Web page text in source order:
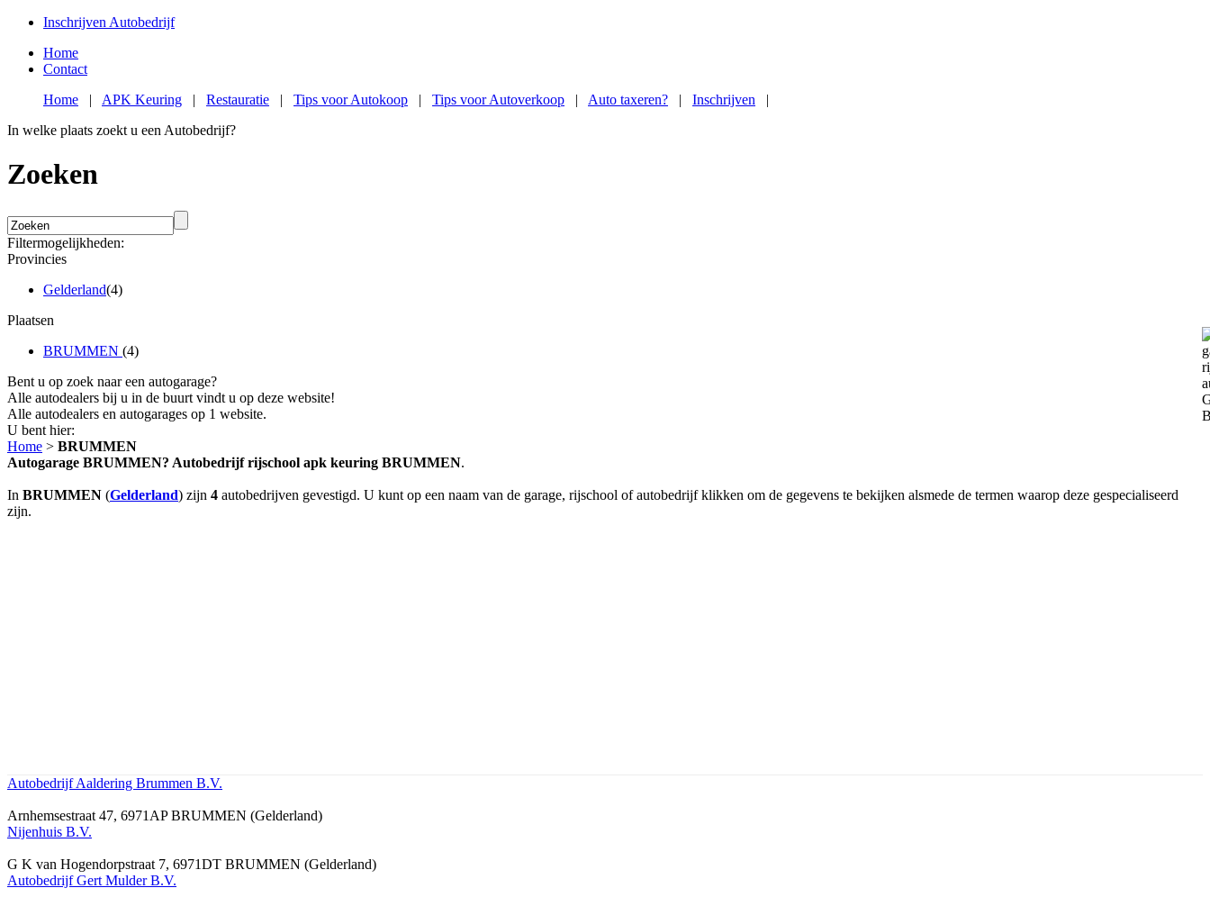
Inschrijven Autobedrijf
Home
Contact
Home | APK Keuring | Restauratie | Tips voor Autokoop | Tips voor Autoverkoop | Auto taxeren? | Inschrijven |
In welke plaats zoekt u een Autobedrijf?
Zoeken
Filtermogelijkheden:
Provincies
Gelderland(4)
Plaatsen
BRUMMEN (4)
Bent u op zoek naar een autogarage?
Alle autodealers bij u in de buurt vindt u op deze website!
Alle autodealers en autogarages op 1 website.
U bent hier:
Home > BRUMMEN
Autogarage BRUMMEN? Autobedrijf rijschool apk keuring BRUMMEN.
In BRUMMEN (Gelderland) zijn 4 autobedrijven gevestigd. U kunt op een naam van de garage, rijschool of autobedrijf klikken om de gegevens te bekijken alsmede de termen waarop deze gespecialiseerd
zijn.
Autobedrijf Aaldering Brummen B.V.
Arnhemsestraat 47, 6971AP BRUMMEN (Gelderland)
Nijenhuis B.V.
G K van Hogendorpstraat 7, 6971DT BRUMMEN (Gelderland)
Autobedrijf Gert Mulder B.V.